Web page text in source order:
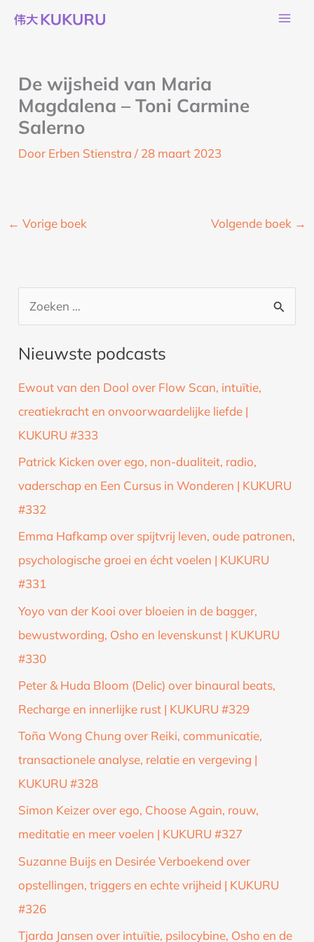
naar
De wijsheid van Maria
Magdalena – Toni Carmine
Salerno
Door Erben Stienstra/ 28 maart 2023
← Vorige boek Volgende boek →
e
k
a
Nieuwste podcasts
Ewout van den Dool over Flow Scan, intuïtie,
creatiekracht en onvoorwaardelijke liefde |
KUKURU #333
Patrick Kicken over ego, non-dualiteit, radio,
vaderschap en Een Cursus in Wonderen | KUKURU
#332
Emma Hafkamp over spijtvrij leven, oude patronen,
psychologische groei en écht voelen | KUKURU
#331
Yoyo van der Kooi over bloeien in de bagger,
bewustwording, Osho en levenskunst | KUKURU
#330
Peter & Huda Bloom (Delic) over binaural beats,
Recharge en innerlijke rust | KUKURU #329
Toña Wong Chung over Reiki, communicatie,
transactionele analyse, relatie en vergeving |
KUKURU #328
Simon Keizer over ego, Choose Again, rouw,
meditatie en meer voelen | KUKURU #327
Suzanne Buijs en Desirée Verboekend over
opstellingen, triggers en echte vrijheid | KUKURU
#326
Tjarda Jansen over intuïtie, psilocybine, Osho en de